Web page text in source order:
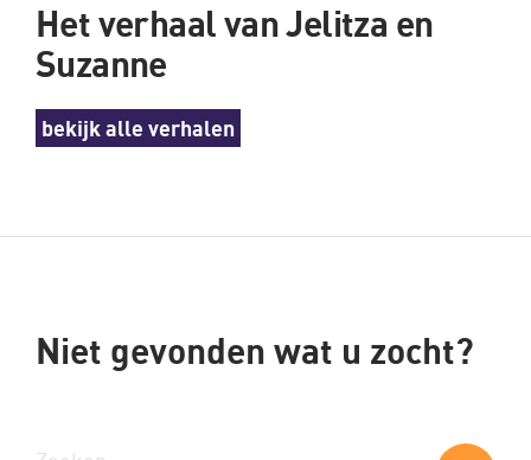
Het verhaal van Jelitza en
Suzanne
bekijk alle verhalen
Niet gevonden wat u zocht?